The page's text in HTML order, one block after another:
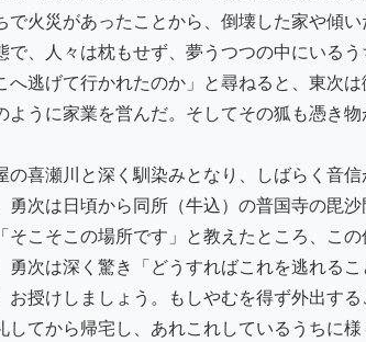
火災があったことから、倒壊した家や傾
、人々は枕もせず、夢うつつの中にいる
逃げて行かれたのか」と尋ねると、東次
うに家業を営んだ。そしてその狐も憑き
喜瀬川と深く馴染みとなり、しばらく音
次は日頃から同所（牛込）の普国寺の毘
こそこの場所です」と教えたところ、こ
次は深く驚き「どうすればこれを逃れる
授けしましょう。もしやむを得ず外出す
てから帰宅し、あれこれしているうちに